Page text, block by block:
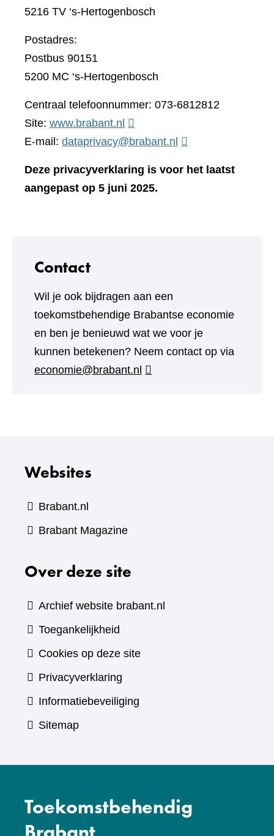
5216 TV ‘s-Hertogenbosch
Postadres:
Postbus 90151
5200 MC ‘s-Hertogenbosch
Centraal telefoonnummer: 073-6812812
Site: www.brabant.nl (verwijst
naar
andere
E-mail: dataprivacy@brabant.nl
Deze privacyverklaring is voor het laatst
aangepast op 5 juni 2025.
Contact
Wil je ook bijdragen aan een
toekomstbehendige Brabantse economie
en ben je benieuwd wat we voor je
kunnen betekenen? Neem contact op via
economie@brabant.nl
Websites
Brabant.nl
Brabant Magazine(verwijst
een
website)
Over deze site
Archief website brabant.nl
Toegankelijkheid
Cookies op deze site
Privacyverklaring
Informatiebeveiliging
Sitemap
Toekomstbehendig